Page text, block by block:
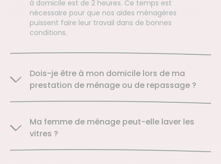
à domicile est de 2 heures. Ce temps est
nécessaire pour que nos aides ménagères
puissent faire leur travail dans de bonnes
conditions.
Dois-je être à mon domicile lors de ma
prestation de ménage ou de repassage ?
Ma femme de ménage peut-elle laver les
vitres ?